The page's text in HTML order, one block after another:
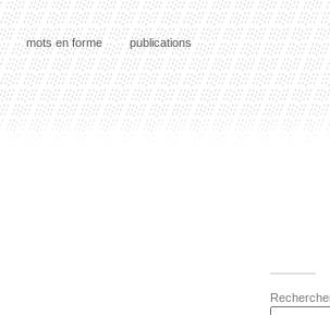
mots en forme publications